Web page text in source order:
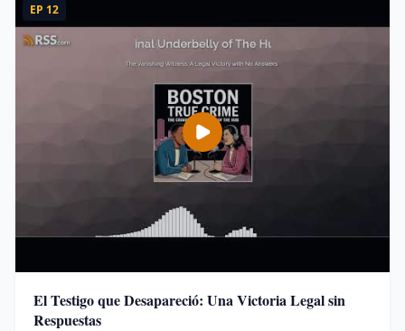
EP 12
El Testigo que Desapareció: Una Victoria Legal sin
Respuestas